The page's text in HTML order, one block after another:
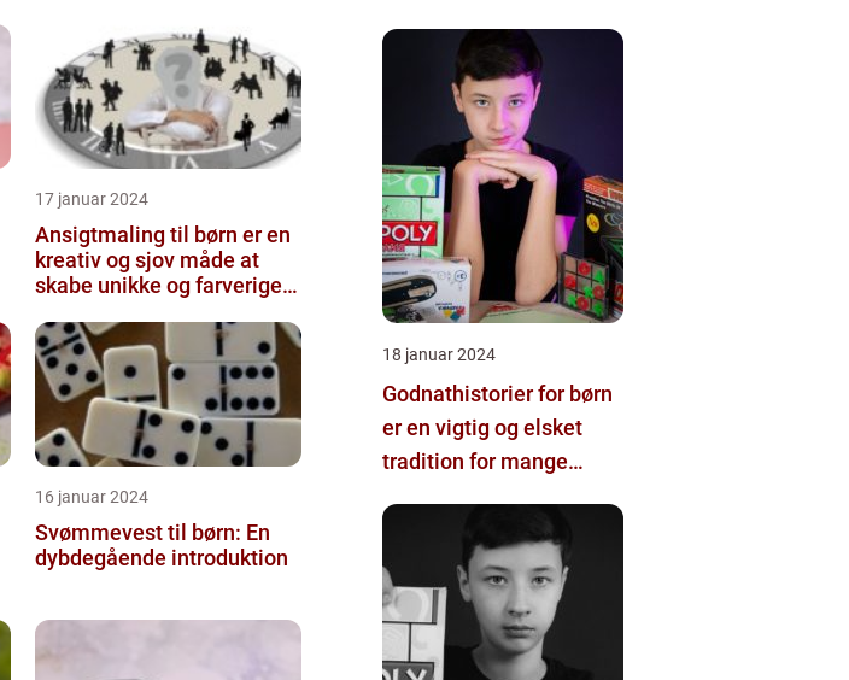
17 januar 2024
Ansigtmaling til børn er en
kreativ og sjov måde at
skabe unikke og farverige
16 januar 2024
Svømmevest til børn: En
dybdegående introduktion
18 januar 2024
Godnathistorier for børn
er en vigtig og elsket
tradition for mange